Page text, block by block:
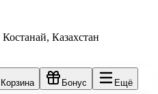
Казахстан
Корзина Бонус Ещё